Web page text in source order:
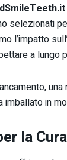
selezionati
l’impatto
a lungo
in
la